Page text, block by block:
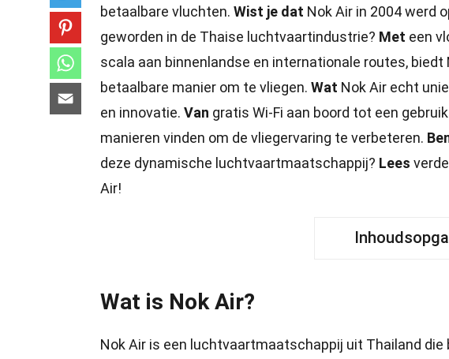
betaalbare vluchten. Wist je dat Nok Air in 2004 werd
geworden in de Thaise luchtvaartindustrie? Met een
scala aan binnenlandse en internationale routes,
betaalbare manier om te vliegen. Wat Nok Air echt
en innovatie. Van gratis Wi-Fi aan boord tot een
manieren vinden om de vliegervaring te verbeteren.
deze dynamische luchtvaartmaatschappij? Lees
Air!
Wat is Nok Air?
Nok Air is een luchtvaartmaatschappij uit Thailand